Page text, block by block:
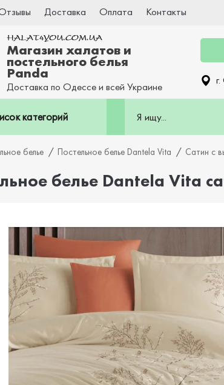
Доставка Оплата Контакты
Магазин халатов и
постельного белья
Panda
Доставка по Одессе и всей Украине
категорий
белье Постельное белье Dantela Vita Сатин с
белье Dantela Vita